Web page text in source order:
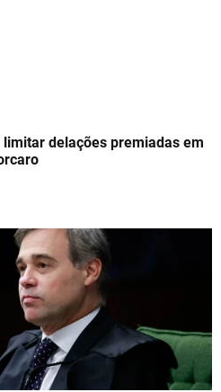
delações premiadas em